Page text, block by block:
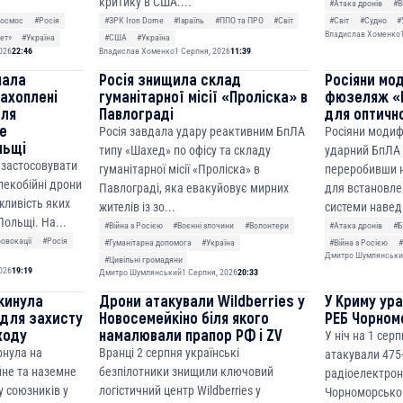
#Росія
#Україна
22:46
#ЗРК Iron Dome #Ізраїль #ППО та ПРО
#Світ
#США
#Україна
Владислав Хоменко1 Серпня, 202611:39
#Атака дронів
#Світ
#Судно
Владислав Хоменко
дрони
яких
На...
#Росія
19:19
Росія знищила склад
гуманітарної місії «Проліска» в
Павлограді
Росія завдала удару реактивним БпЛА
типу «Шахед» по офісу та складу
гуманітарної місії «Проліска» в
Павлограді, яка евакуйовує мирних
жителів із зо...
#Війна з Росією #Воєнні злочини
#Волонтери
#Гуманітарна допомога
#Україна
#Цивільні громадяни
Дмитро Шумлянський1 Серпня, 202620:33
Росіяни
фюзеляж
для
Росіяни
ударний БпЛА
переробивши
для
системи
#Атака дронів
#Війна з Росією
Дмитро
захисту
на
та наземне
союзників у
Дрони атакували Wildberries у
Новосемейкіно біля якого
намалювали прапор РФ і ZV
Вранці 2 серпня українські
безпілотники знищили ключовий
логістичний центр Wildberries у
У Криму
РЕБ
У ніч на 1
атакували